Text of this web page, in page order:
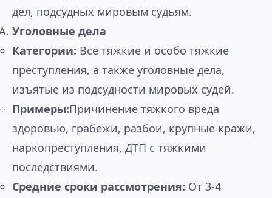
дел, подсудных мировым судьям.
Уголовные дела
Категории: Все тяжкие и особо тяжкие
преступления, а также уголовные дела,
изъятые из подсудности мировых судей.
Примеры:Причинение тяжкого вреда
здоровью, грабежи, разбои, крупные кражи,
наркопреступления, ДТП с тяжкими
последствиями.
Средние сроки рассмотрения: От 3-4